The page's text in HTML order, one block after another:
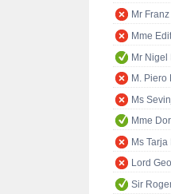
Mr
Mme
Mr Nigel
M. Piero
Ms
Mme
Ms Tarja
Lord
Sir